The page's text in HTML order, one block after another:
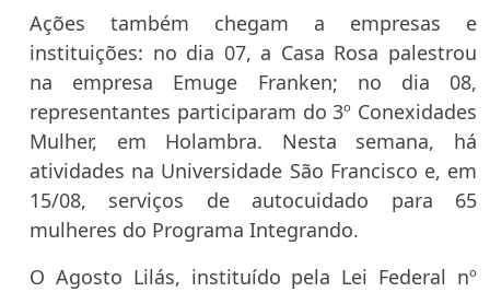
Ações também chegam a empresas e
instituições: no dia 07, a Casa Rosa palestrou
na empresa Emuge Franken; no dia 08,
representantes participaram do 3º Conexidades
Mulher, em Holambra. Nesta semana, há
atividades na Universidade São Francisco e, em
15/08, serviços de autocuidado para 65
mulheres do Programa Integrando.
O Agosto Lilás, instituído pela Lei Federal nº